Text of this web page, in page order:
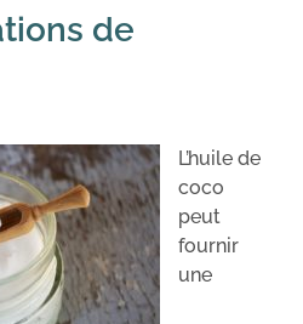
de
L’huile de
coco
peut
fournir
une